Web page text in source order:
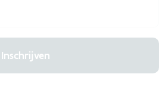
Inschrijven